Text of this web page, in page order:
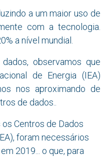
a um maior uso de
com a tecnologia.
a nível mundial.
observamos que
de Energia (IEA)
nos aproximando de
de dados..
Centros de Dados
foram necessários
2019... o que, para